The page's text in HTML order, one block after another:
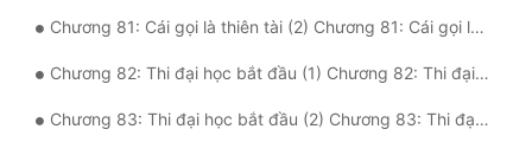
Chương 81: Cái gọi là thiên tài (2) Chương 81: Cái gọi là thiên tài (2)
Chương 82: Thi đại học bắt đầu (1) Chương 82: Thi đại học bắt đầu (1)
Chương 83: Thi đại học bắt đầu (2) Chương 83: Thi đại học bắt đầu (2)